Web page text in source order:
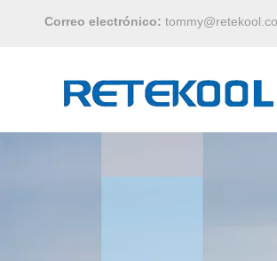
Correo electrónico: